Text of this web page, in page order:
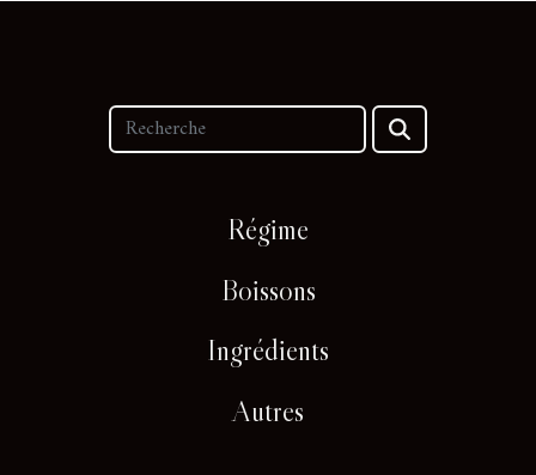
Régime
Boissons
Ingrédients
Autres